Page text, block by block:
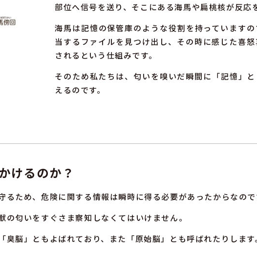
部位へ信号を送り、そこにある海馬や扁桃核が反応
海馬は記憶の保管庫のような役割を持っています
当するファイルを見つけ出し、その時に感じた喜
されるという仕組みです。
そのため私たちは、匂いを嗅いだ瞬間に「記憶」
えるのです。
けるのか？
ため、危険に関する情報は瞬時に得る必要があったからなので
匂いをすぐさま察知しなくてはいけません。
脳」ともよばれており、また「原始脳」とも呼ばれたりします。